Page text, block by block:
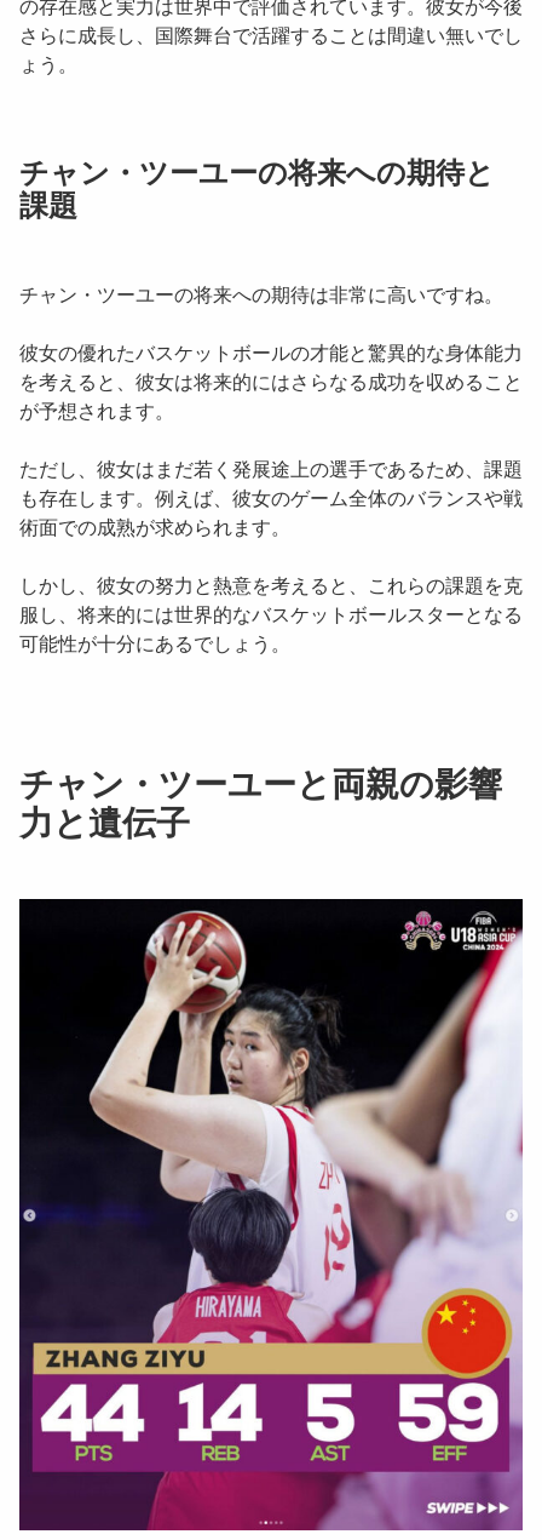
の存在感と実力は世界中で評価されています。彼女が今後
さらに成長し、国際舞台で活躍することは間違い無いでし
ょう。
チャン・ツーユーの将来への期待と
課題
チャン・ツーユーの将来への期待は非常に高いですね。
彼女の優れたバスケットボールの才能と驚異的な身体能力
を考えると、彼女は将来的にはさらなる成功を収めること
が予想されます。
ただし、彼女はまだ若く発展途上の選手であるため、課題
も存在します。例えば、彼女のゲーム全体のバランスや戦
術面での成熟が求められます。
しかし、彼女の努力と熱意を考えると、これらの課題を克
服し、将来的には世界的なバスケットボールスターとなる
可能性が十分にあるでしょう。
チャン・ツーユーと両親の影響
力と遺伝子